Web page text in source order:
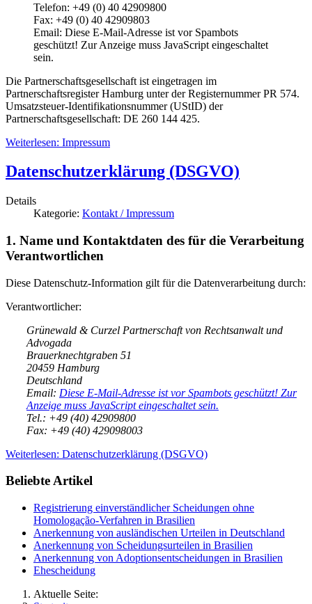
Telefon: +49 (0) 40 42909800
Fax: +49 (0) 40 42909803
Email: Diese E-Mail-Adresse ist vor Spambots
geschützt! Zur Anzeige muss JavaScript eingeschaltet
sein.
Die Partnerschaftsgesellschaft ist eingetragen im
Partnerschaftsregister Hamburg unter der Registernummer PR 574.
Umsatzsteuer-Identifikationsnummer (UStID) der
Partnerschaftsgesellschaft: DE 260 144 425.
Weiterlesen: Impressum
Datenschutzerklärung (DSGVO)
Details
Kategorie: Kontakt / Impressum
1. Name und Kontaktdaten des für die Verarbeitung
Verantwortlichen
Diese Datenschutz-Information gilt für die Datenverarbeitung durch:
Verantwortlicher:
Grünewald & Curzel Partnerschaft von Rechtsanwalt und
Advogada
Brauerknechtgraben 51
20459 Hamburg
Deutschland
Email: Diese E-Mail-Adresse ist vor Spambots geschützt! Zur
Anzeige muss JavaScript eingeschaltet sein.
Tel.: +49 (40) 42909800
Fax: +49 (40) 429098003
Weiterlesen: Datenschutzerklärung (DSGVO)
Beliebte Artikel
Registrierung einverständlicher Scheidungen ohne
Homologação-Verfahren in Brasilien
Anerkennung von ausländischen Urteilen in Deutschland
Anerkennung von Scheidungsurteilen in Brasilien
Anerkennung von Adoptionsentscheidungen in Brasilien
Ehescheidung
Aktuelle Seite: